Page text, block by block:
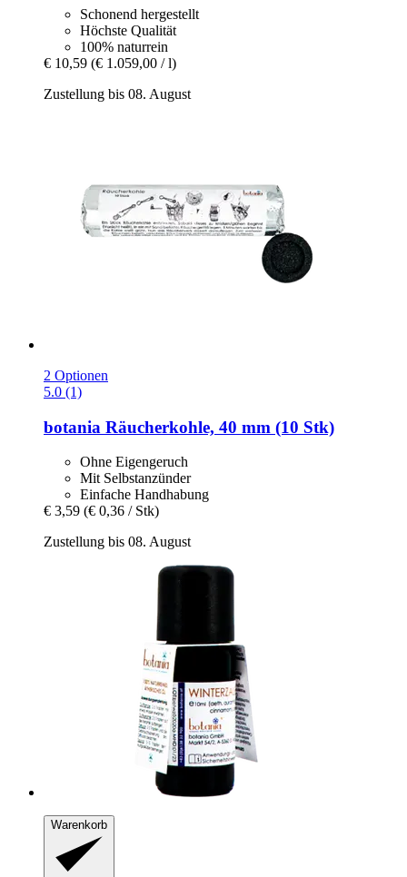
Schonend hergestellt
Höchste Qualität
100% naturrein
€ 10,59 (€ 1.059,00 / l)
Zustellung bis 08. August
2 Optionen
5.0 (1)
botania Räucherkohle, 40 mm (10 Stk)
Ohne Eigengeruch
Mit Selbstanzünder
Einfache Handhabung
€ 3,59 (€ 0,36 / Stk)
Zustellung bis 08. August
Warenkorb